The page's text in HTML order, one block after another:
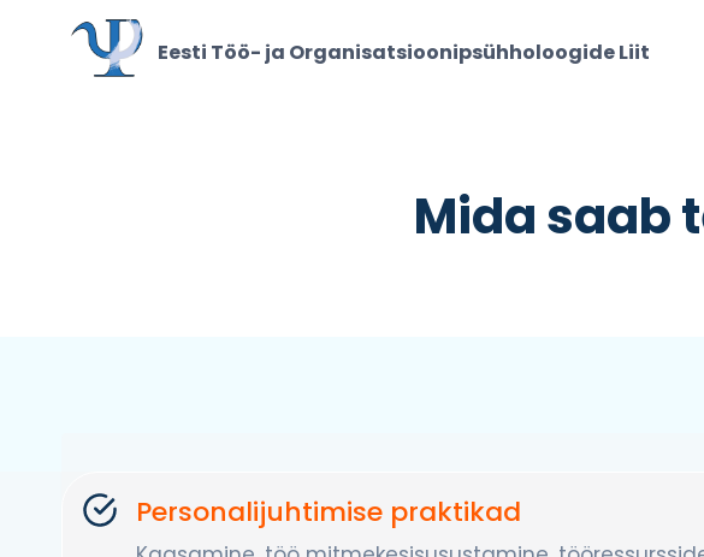
Eesti Töö- ja Organisatsioonipsühholoogide Liit
Mida saab
Personalijuhtimise praktikad